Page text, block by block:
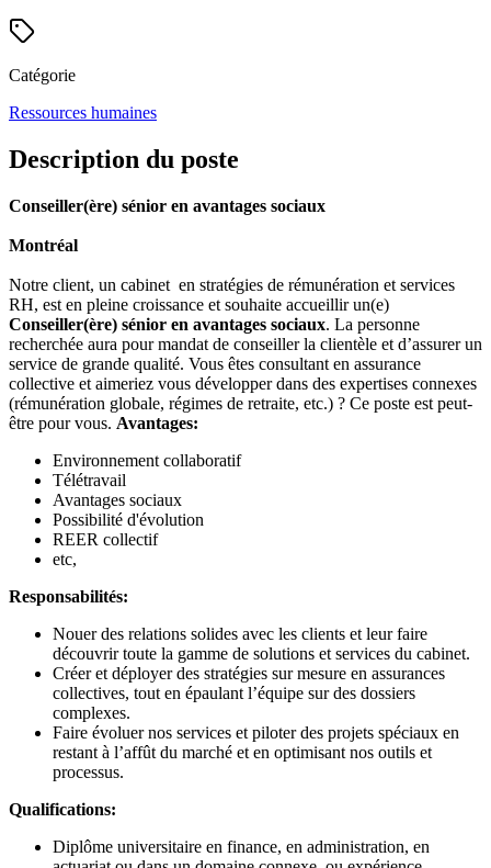
Catégorie
Ressources humaines
Description du poste
Conseiller(ère) sénior en avantages sociaux
Montréal
Notre client, un cabinet en stratégies de rémunération et services
RH, est en pleine croissance et souhaite accueillir un(e)
Conseiller(ère) sénior en avantages sociaux. La personne
recherchée aura pour mandat de conseiller la clientèle et d’assurer un
service de grande qualité. Vous êtes consultant en assurance
collective et aimeriez vous développer dans des expertises connexes
(rémunération globale, régimes de retraite, etc.) ? Ce poste est peut-
être pour vous. Avantages:
Environnement collaboratif
Télétravail
Avantages sociaux
Possibilité d'évolution
REER collectif
etc,
Responsabilités:
Nouer des relations solides avec les clients et leur faire
découvrir toute la gamme de solutions et services du cabinet.
Créer et déployer des stratégies sur mesure en assurances
collectives, tout en épaulant l’équipe sur des dossiers
complexes.
Faire évoluer nos services et piloter des projets spéciaux en
restant à l’affût du marché et en optimisant nos outils et
processus.
Qualifications:
Diplôme universitaire en finance, en administration, en